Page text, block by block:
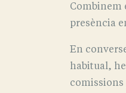
Combinem
presència
En
habitual,
comissions